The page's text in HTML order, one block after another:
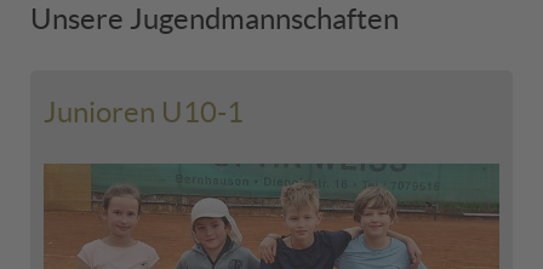
Unsere Jugendmannschaften
Junioren U10-1